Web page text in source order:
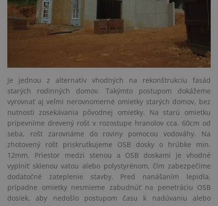
Je jednou z alternatív vhodných na rekonštrukciu fasád
starých rodinných domov. Takýmto postupom dokážeme
vyrovnať aj veľmi nerovnomerné omietky starých domov, bez
nutnosti zosekávania pôvodnej omietky. Na starú omietku
pripevníme drevený rošt v rozostupe hranolov cca. 60cm od
seba, rošt zarovnáme do roviny pomocou vodováhy. Na
zhotovený rošt priskrutkujeme OSB dosky o hrúbke min.
12mm. Priestor medzi stenou a OSB doskami je vhodné
vyplniť sklenou vatou alebo polystyrénom, čím zabezpečíme
dodatočné zateplenie stavby. Pred nanášaním lepidla,
prípadne omietky nesmieme zabudnúť na penetráciu OSB
dosiek, aby nedošlo postupom času k nadúvaniu alebo